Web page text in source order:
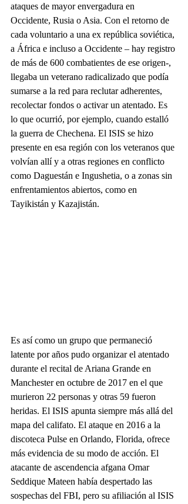
ataques de mayor envergadura en
Occidente, Rusia o Asia. Con el retorno de
cada voluntario a una ex república soviética,
a África e incluso a Occidente – hay registro
de más de 600 combatientes de ese origen-,
llegaba un veterano radicalizado que podía
sumarse a la red para reclutar adherentes,
recolectar fondos o activar un atentado. Es
lo que ocurrió, por ejemplo, cuando estalló
la guerra de Chechena. El ISIS se hizo
presente en esa región con los veteranos que
volvían allí y a otras regiones en conflicto
como Daguestán e Ingushetia, o a zonas sin
enfrentamientos abiertos, como en
Tayikistán y Kazajistán.
Es así como un grupo que permaneció
latente por años pudo organizar el atentado
durante el recital de Ariana Grande en
Manchester en octubre de 2017 en el que
murieron 22 personas y otras 59 fueron
heridas. El ISIS apunta siempre más allá del
mapa del califato. El ataque en 2016 a la
discoteca Pulse en Orlando, Florida, ofrece
más evidencia de su modo de acción. El
atacante de ascendencia afgana Omar
Seddique Mateen había despertado las
sospechas del FBI, pero su afiliación al ISIS